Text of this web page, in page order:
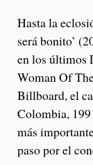
Hasta la
será bonito’
en los últimos
Woman Of
Billboard, el
Colombia,
más
paso por el